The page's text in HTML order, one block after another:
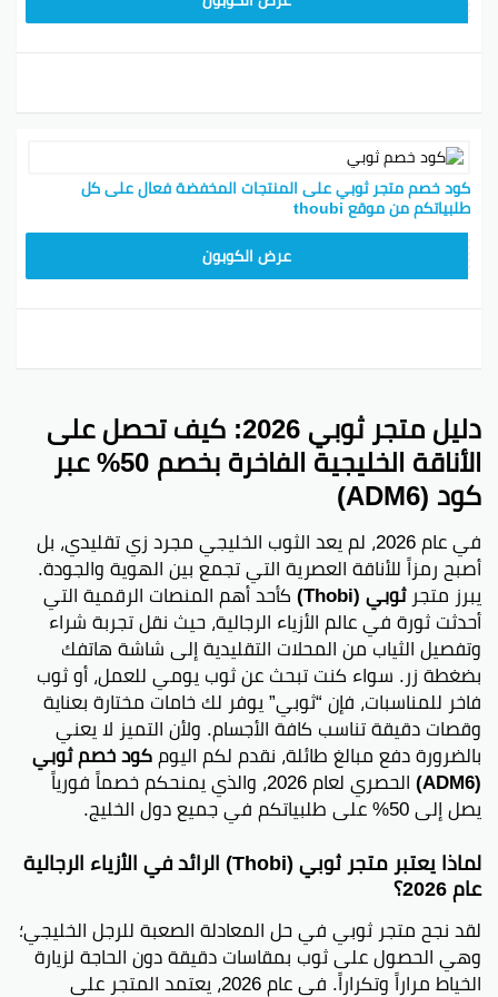
كود خصم متجر ثوبي على المنتجات المخفضة فعال على كل
طلبياتكم من موقع thoubi
عرض الكوبون
دليل متجر ثوبي 2026: كيف تحصل على
الأناقة الخليجية الفاخرة بخصم 50% عبر
كود (ADM6)
في عام 2026، لم يعد الثوب الخليجي مجرد زي تقليدي، بل
أصبح رمزاً للأناقة العصرية التي تجمع بين الهوية والجودة.
يبرز متجرثوبي (Thobi) كأحد أهم المنصات الرقمية التي
أحدثت ثورة في عالم الأزياء الرجالية، حيث نقل تجربة شراء
وتفصيل الثياب من المحلات التقليدية إلى شاشة هاتفك
بضغطة زر. سواء كنت تبحث عن ثوب يومي للعمل، أو ثوب
فاخر للمناسبات، فإن “ثوبي” يوفر لك خامات مختارة بعناية
وقصات دقيقة تناسب كافة الأجسام. ولأن التميز لا يعني
بالضرورة دفع مبالغ طائلة، نقدم لكم اليومكود خصم ثوبي
(ADM6) الحصري لعام 2026، والذي يمنحكم خصماً فورياً
يصل إلى 50% على طلبياتكم في جميع دول الخليج.
لماذا يعتبر متجر ثوبي (Thobi) الرائد في الأزياء الرجالية
عام 2026؟
لقد نجح متجر ثوبي في حل المعادلة الصعبة للرجل الخليجي؛
وهي الحصول على ثوب بمقاسات دقيقة دون الحاجة لزيارة
الخياط مراراً وتكراراً. في عام 2026، يعتمد المتجر على